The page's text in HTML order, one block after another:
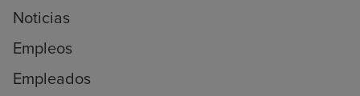
Noticias
Empleos
Empleados